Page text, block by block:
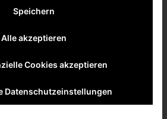
Kronen
Speichern
Alle akzeptieren
Cookies akzeptieren
Datenschutzeinstellungen